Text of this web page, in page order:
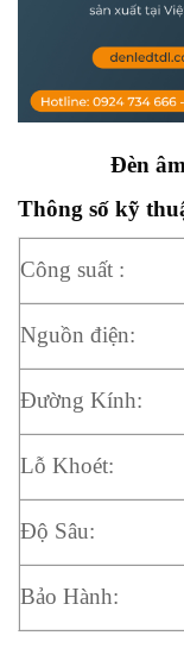
Đèn
Thông số kỹ
Công suất :
Nguồn điện:
Đường Kính:
Lỗ Khoét:
Độ Sâu:
Bảo Hành: